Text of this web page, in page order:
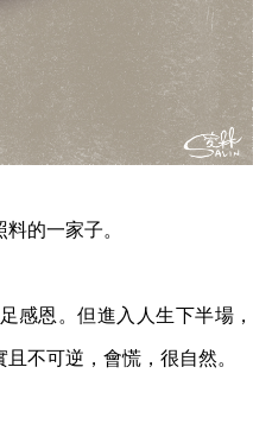
的一家子。
感恩。但進入人生下半場，
不可逆，會慌，很自然。